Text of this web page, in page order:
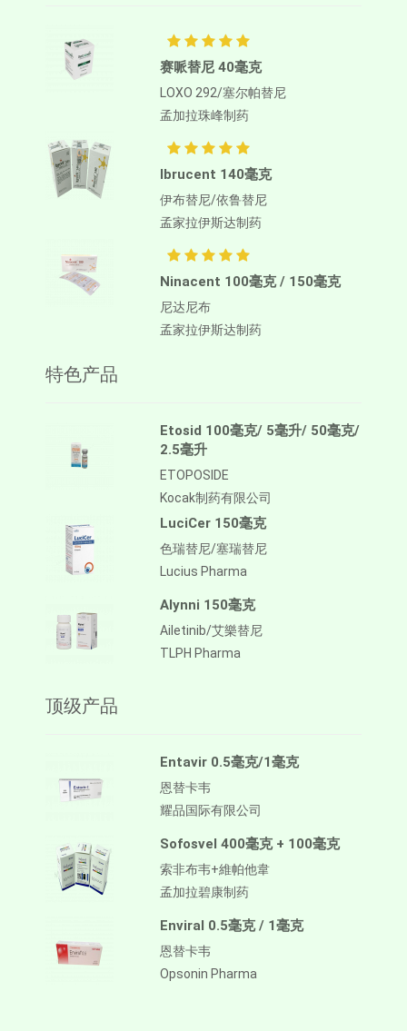
赛哌替尼 40毫克
LOXO 292/塞尔帕替尼
孟加拉珠峰制药
Ibrucent 140毫克
伊布替尼/依鲁替尼
孟家拉伊斯达制药
Ninacent 100毫克 / 150毫克
尼达尼布
孟家拉伊斯达制药
特色产品
Etosid 100毫克/ 5毫升/ 50毫克/
2.5毫升
ETOPOSIDE
Kocak制药有限公司
LuciCer 150毫克
色瑞替尼/塞瑞替尼
Lucius Pharma
Alynni 150毫克
Ailetinib/艾樂替尼
TLPH Pharma
顶级产品
Entavir 0.5毫克/1毫克
恩替卡韦
耀品国际有限公司
Sofosvel 400毫克 + 100毫克
索非布韦+維帕他韋
孟加拉碧康制药
Enviral 0.5毫克 / 1毫克
恩替卡韦
Opsonin Pharma